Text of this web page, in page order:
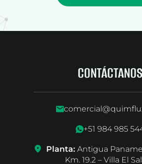
CONTÁCTANOS
+51 984 985
Planta: Antigua
Km. 19.2 – Villa El